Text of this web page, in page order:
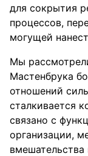
для сокрытия
процессов,
могущей
Мы
Мастенбрука
отношений
сталкивается
связано с
организации,
вмешательства